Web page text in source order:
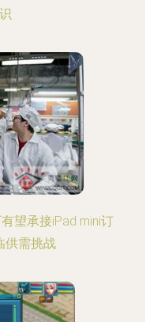
望承接iPad mini订
供需挑战